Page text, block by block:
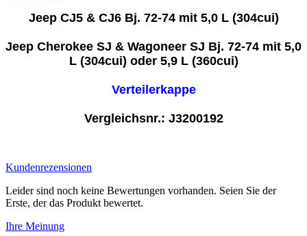
Jeep CJ5 & CJ6 Bj. 72-74 mit 5,0 L (304cui)
Jeep Cherokee SJ & Wagoneer SJ Bj. 72-74 mit 5,0
L (304cui) oder 5,9 L (360cui)
Verteilerkappe
Vergleichsnr.: J3200192
Kundenrezensionen
Leider sind noch keine Bewertungen vorhanden. Seien Sie der
Erste, der das Produkt bewertet.
Ihre Meinung